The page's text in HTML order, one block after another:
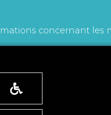
concernant les